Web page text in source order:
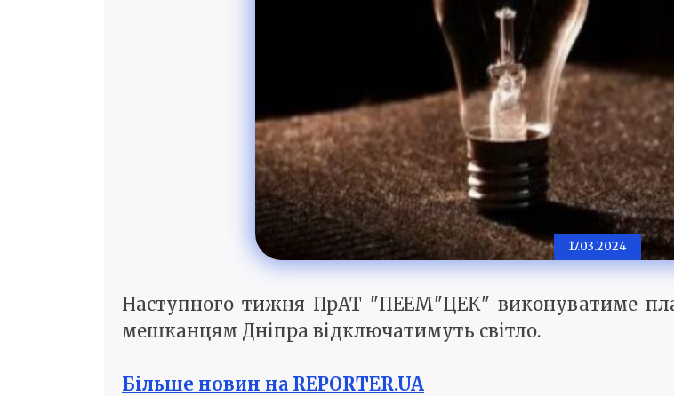
17.03.2024
Наступного тижня ПрАТ "ПЕЕМ"ЦЕК" виконуватиме
мешканцям Дніпра відключатимуть світло.
Більше новин на REPORTER.UA